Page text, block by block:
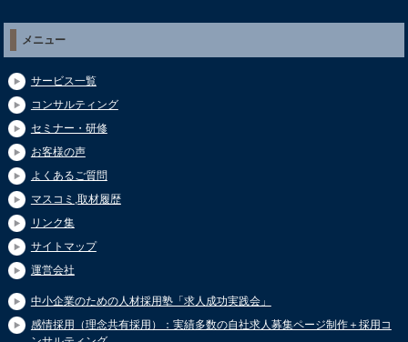
メニュー
サービス一覧
コンサルティング
セミナー・研修
お客様の声
よくあるご質問
マスコミ,取材履歴
リンク集
サイトマップ
運営会社
中小企業のための人材採用塾「求人成功実践会」
感情採用（理念共有採用）：実績多数の自社求人募集ページ制作＋採用コ